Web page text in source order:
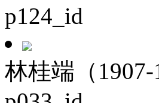
p124_id
林桂端（1907-